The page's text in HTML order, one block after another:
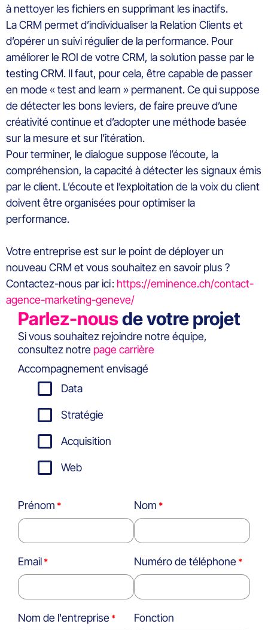
à nettoyer les fichiers en supprimant les inactifs.
La CRM permet d’individualiser la Relation Clients et
d’opérer un suivi régulier de la performance. Pour
améliorer le ROI de votre CRM, la solution passe par le
testingCRM. Il faut, pour cela, être capable de passer
en mode « test and learn » permanent. Ce qui suppose
de détecter les bons leviers, de faire preuve d’une
créativité continue et d’adopter une méthode basée
sur la mesure et sur l’itération.
Pour terminer, le dialogue suppose l’écoute, la
compréhension, la capacité à détecter les signaux émis
par le client. L’écoute et l’exploitation de la voix du client
doivent être organisées pour optimiser la
performance.
Votre entreprise est sur le point de déployer un
nouveau CRM et vous souhaitezen savoir plus ?
Contactez-nous par ici: https://eminence.ch/contact-
agence-marketing-geneve/
Parlez-nousde votre projet
Si vous souhaitez rejoindre notre équipe,
consultez notre page carrière
Accompagnement envisagé
Data
Stratégie
Acquisition
Web
Prénom Nom
Email Numéro de téléphone
Nom de l'entreprise Fonction